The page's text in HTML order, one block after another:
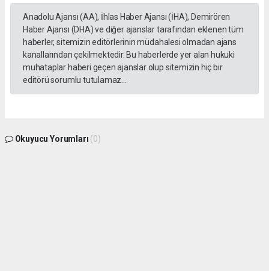
Anadolu Ajansı (AA), İhlas Haber Ajansı (İHA), Demirören
Haber Ajansı (DHA) ve diğer ajanslar tarafından eklenen tüm
haberler, sitemizin editörlerinin müdahalesi olmadan ajans
kanallarından çekilmektedir. Bu haberlerde yer alan hukuki
muhataplar haberi geçen ajanslar olup sitemizin hiç bir
editörü sorumlu tutulamaz...
Okuyucu Yorumları (0)